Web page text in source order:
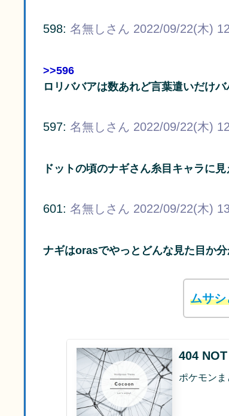
598: 名無しさん 2022/09/22(木)
>>596
ロリババアは数あれど言葉遣いだけ
597: 名無しさん 2022/09/22(木)
ドットの頃のナギさん糸目キャラに
601: 名無しさん 2022/09/22(木)
ナギはorasでやっとどんな見た目か
ムサシ
404
ポケモンま